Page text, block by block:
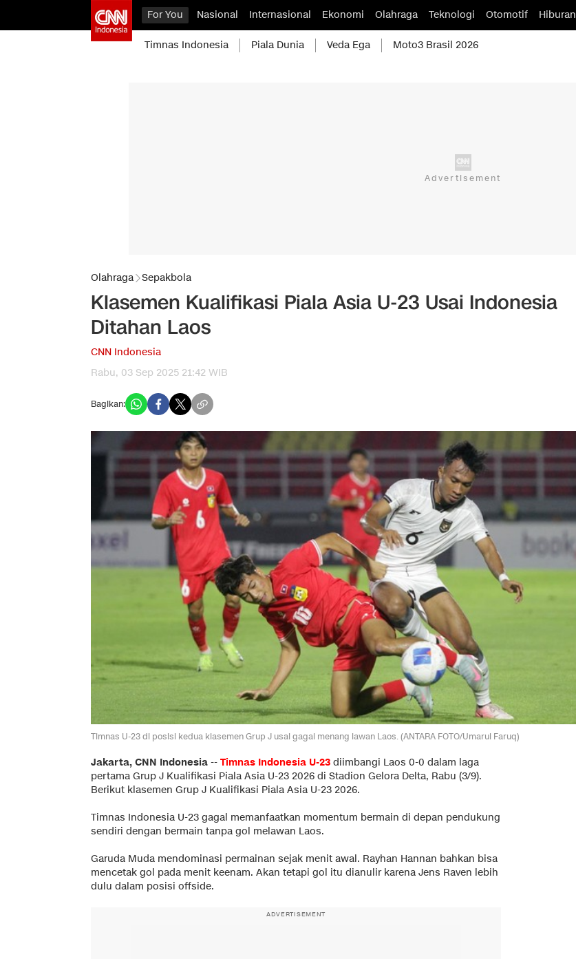
For You Nasional Internasional Ekonomi Olahraga Teknologi Otomotif Hiburan
Timnas Indonesia Piala Dunia Veda Ega Moto3 Brasil 2026
Olahraga Sepakbola
Klasemen Kualifikasi Piala Asia U-23 Usai Indonesia
Ditahan Laos
CNN Indonesia
Rabu, 03 Sep 2025 21:42 WIB
Bagikan:
Timnas U-23 di posisi kedua klasemen Grup J usai gagal menang lawan Laos. (ANTARA FOTO/Umarul Faruq)
Jakarta, CNN Indonesia -- Timnas Indonesia U-23 diimbangi Laos 0-0 dalam laga
pertama Grup J Kualifikasi Piala Asia U-23 2026 di Stadion Gelora Delta, Rabu (3/9).
Berikut klasemen Grup J Kualifikasi Piala Asia U-23 2026.
Timnas Indonesia U-23 gagal memanfaatkan momentum bermain di depan pendukung
sendiri dengan bermain tanpa gol melawan Laos.
Garuda Muda mendominasi permainan sejak menit awal. Rayhan Hannan bahkan bisa
mencetak gol pada menit keenam. Akan tetapi gol itu dianulir karena Jens Raven lebih
dulu dalam posisi offside.
ADVERTISEMENT